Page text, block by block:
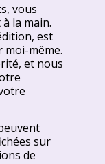
vous
la main.
est
moi-même.
et nous
sur
de